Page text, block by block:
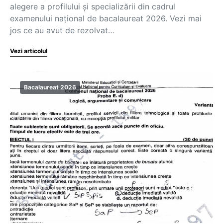
alegere a profilului și specializării din cadrul
examenului național de bacalaureat 2026. Vezi mai
jos ce au avut de rezolvat…
Vezi articolul
Bacalaureat 2026